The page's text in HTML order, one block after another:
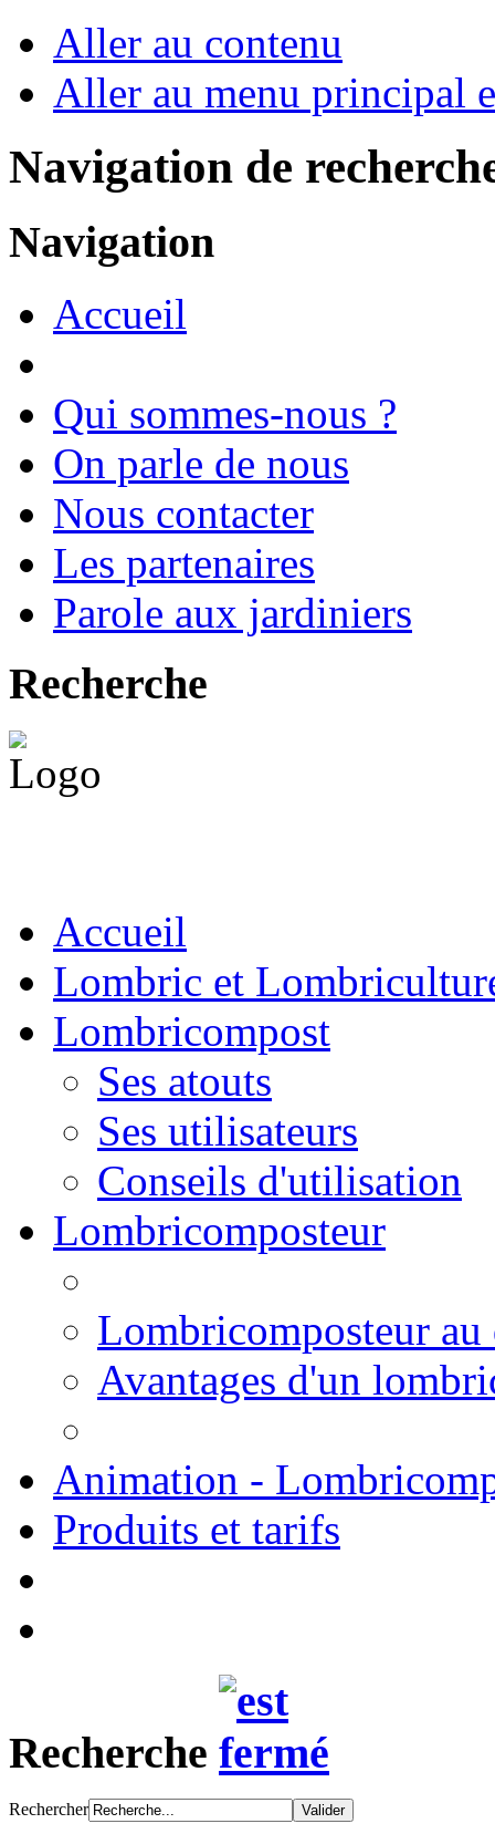
Aller au contenu
Aller au menu principal
Navigation de
Navigation
Accueil
Qui sommes-nous ?
On parle de nous
Nous contacter
Les partenaires
Parole aux jardiniers
Recherche
Accueil
Lombric et
Lombricompost
Ses atouts
Ses utilisateurs
Conseils d'utilisation
Lombricomposteur
Lombricomposteur
Avantages d'un
Animation -
Produits et tarifs
Recherche
Rechercher